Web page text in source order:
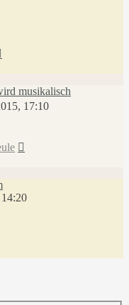
musikalisch
17:10